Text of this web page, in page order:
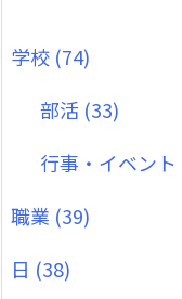
学校 (74)
部活 (33)
行事・イベント
職業 (39)
日 (38)